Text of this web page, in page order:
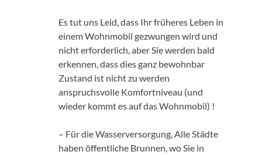
Es tut uns Leid, dass Ihr früheres Leben in
einem Wohnmobil gezwungen wird und
nicht erforderlich, aber Sie werden bald
erkennen, dass dies ganz bewohnbar
Zustand ist nicht zu werden
anspruchsvolle Komfortniveau (und
wieder kommt es auf das Wohnmobil) !
– Für die Wasserversorgung, Alle Städte
haben öffentliche Brunnen, wo Sie in